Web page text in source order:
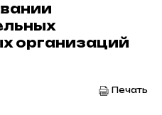
организаций
Печать